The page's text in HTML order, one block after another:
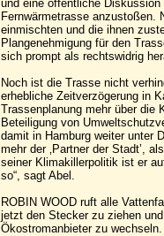
und eine öffentliche
Fernwärmetrasse anzustoßen.
einmischten und die ihnen
Plangenehmigung für den
sich prompt als rechtswidrig
Noch ist die Trasse nicht
erhebliche Zeitverzögerung in
Trassenplanung mehr über die
Beteiligung von
damit in Hamburg weiter unter
mehr der ‚Partner der Stadt’,
seiner Klimakillerpolitik ist er
so“, sagt Abel.
ROBIN WOOD ruft alle
jetzt den Stecker zu ziehen
Ökostromanbieter zu wechseln.